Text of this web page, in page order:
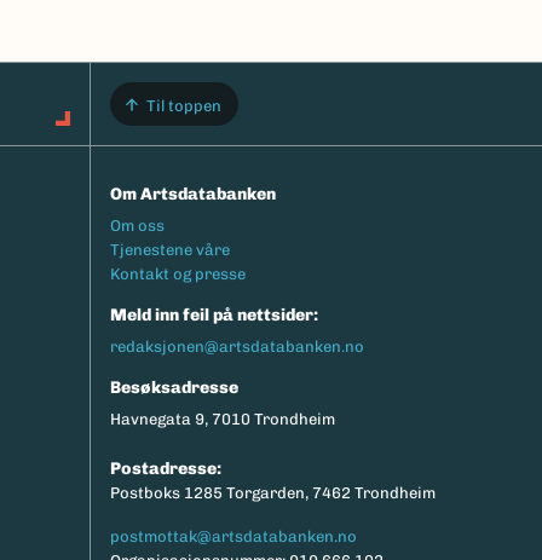
Til toppen
Om Artsdatabanken
Footermeny
Om oss
Tjenestene våre
Kontakt og presse
Meld inn feil på nettsider:
redaksjonen@artsdatabanken.no
Besøksadresse
Havnegata 9, 7010 Trondheim
Postadresse:
Postboks 1285 Torgarden, 7462 Trondheim
postmottak@artsdatabanken.no